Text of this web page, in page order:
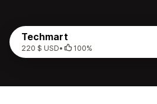
Techmart
220 $ USD• 100%